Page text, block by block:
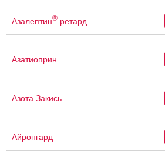
Азалептин® ретард
Азатиоприн
Азота Закись
Айронгард